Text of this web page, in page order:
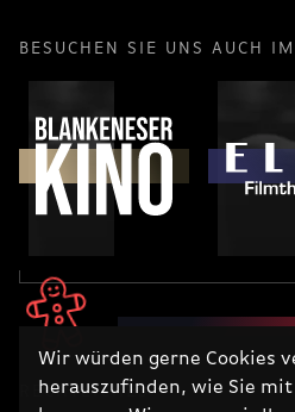
Wir würden gerne Cookies
herauszufinden, wie Sie
BESUCHEN SIE UNS AUCH IM
RECHTLICHES